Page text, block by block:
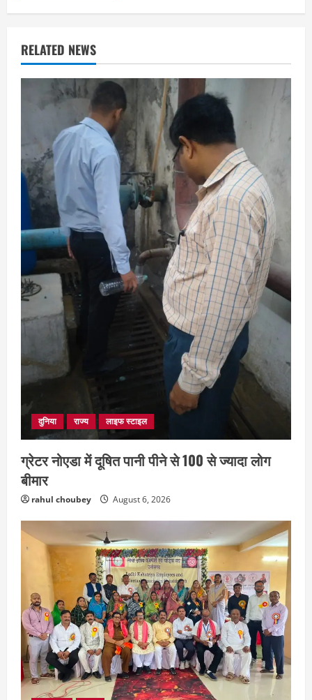
RELATED NEWS
दुनिया राज्य लाइफ स्टाइल
ग्रेटर नोएडा में दूषित पानी पीने से 100 से ज्यादा लोग
बीमार
rahul choubey August 6, 2026
2
छत्तीसगढ़ राज्य
रायपुर में “लक्ष्य” द्वारा भव्य प्रतिभा सम्मान एवं
करियर मार्गदर्शन कार्यक्रम संपन्न
August 5, 2026